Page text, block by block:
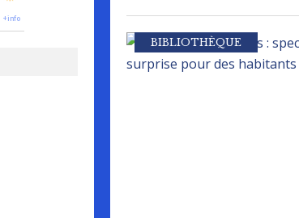
BIBLIOTHÈQUE